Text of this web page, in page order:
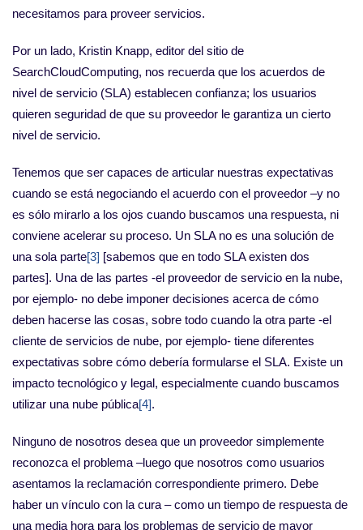
necesitamos para proveer servicios.
Por un lado, Kristin Knapp, editor del sitio de
SearchCloudComputing, nos recuerda que los acuerdos de
nivel de servicio (SLA) establecen confianza; los usuarios
quieren seguridad de que su proveedor le garantiza un cierto
nivel de servicio.
Tenemos que ser capaces de articular nuestras expectativas
cuando se está negociando el acuerdo con el proveedor –y no
es sólo mirarlo a los ojos cuando buscamos una respuesta, ni
conviene acelerar su proceso. Un SLA no es una solución de
una sola parte[3] [sabemos que en todo SLA existen dos
partes]. Una de las partes -el proveedor de servicio en la nube,
por ejemplo- no debe imponer decisiones acerca de cómo
deben hacerse las cosas, sobre todo cuando la otra parte -el
cliente de servicios de nube, por ejemplo- tiene diferentes
expectativas sobre cómo debería formularse el SLA. Existe un
impacto tecnológico y legal, especialmente cuando buscamos
utilizar una nube pública[4].
Ninguno de nosotros desea que un proveedor simplemente
reconozca el problema –luego que nosotros como usuarios
asentamos la reclamación correspondiente primero. Debe
haber un vínculo con la cura – como un tiempo de respuesta de
una media hora para los problemas de servicio de mayor